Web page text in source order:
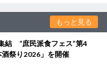
もっと見る
結 “庶民派食フェス”第4
祭り2026」を開催